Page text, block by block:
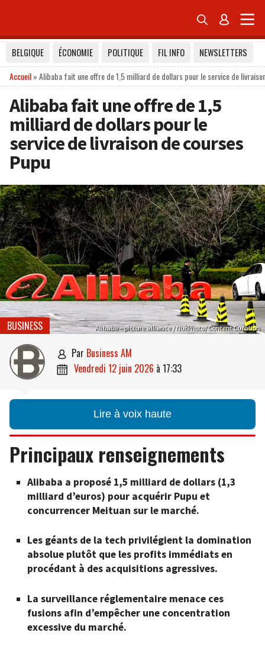
 
BELGIQUE ÉCONOMIE POLITIQUE FIL INFO
NEWSLETTERS
Accueil»Alibaba fait une offre de 1,5 milliard de dollars pour le service de
Alibaba fait une offre de 1,5
milliard de dollars pour le
service de livraison de courses
Pupu
Alibaba – picture alliance / NurPhoto/ Content Curation
BUSINESS
 par Business AM
 vendredi 12 juin 2026 à 17:33
Lire à voix haute
Principaux renseignements
Alibaba a proposé 1,5 milliard de dollars (1,3
milliard d’euros) pour acquérir Pupu et
concurrencer Meituan sur le marché.
Les géants de la tech privilégient la domination
absolue plutôt que les profits immédiats en
procédant à des acquisitions agressives.
La surveillance réglementaire menace ces
fusions afin d’empêcher une concentration
excessive du marché.